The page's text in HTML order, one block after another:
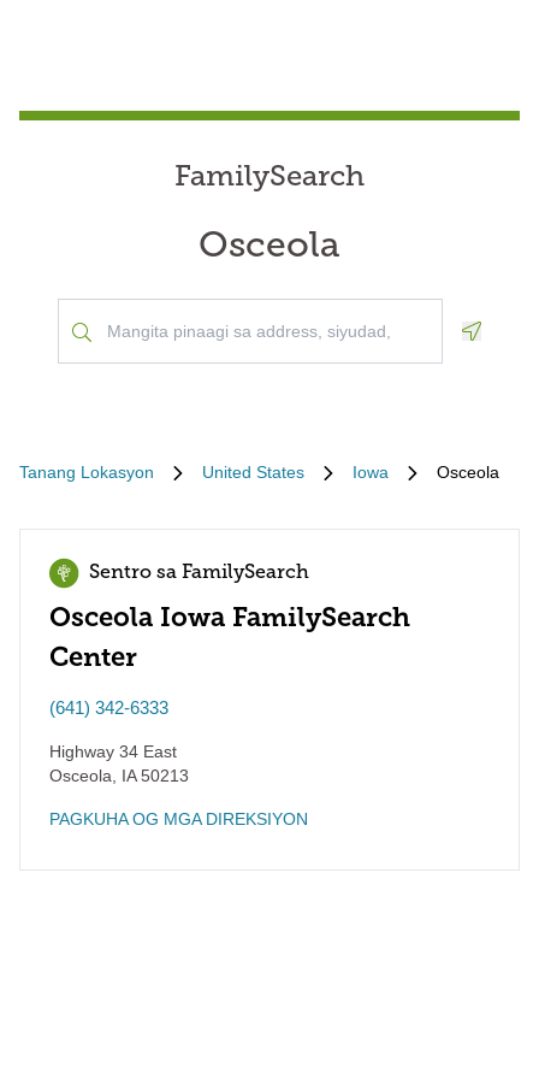
FamilySearch
Osceola
Tanang Lokasyon United States Iowa Osceola
Sentro sa FamilySearch
Osceola Iowa FamilySearch
Center
(641) 342-6333
Highway 34 East
Osceola
IA50213
PAGKUHA OG MGA DIREKSIYON